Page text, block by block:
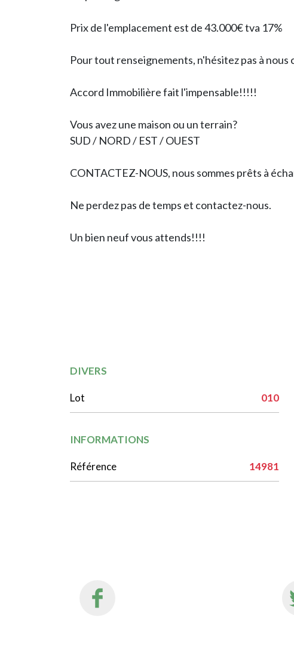
Prix de l'emplacement est de 43.000€ tva 17%
Pour tout renseignements, n'hésitez pas à
Accord Immobilière fait l'impensable!!!!!
Vous avez une maison ou un terrain?
SUD / NORD / EST / OUEST
CONTACTEZ-NOUS, nous sommes prêts à
Ne perdez pas de temps et contactez-nous.
Un bien neuf vous attends!!!!
DIVERS
Lot 010
INFORMATIONS
Référence 14981